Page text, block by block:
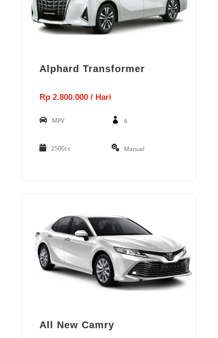
Alphard Transformer
Rp 2.800.000 / Hari
MPV 6
2500cc Manual
All New Camry